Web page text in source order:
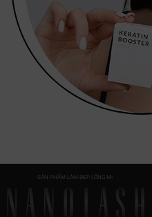
SẢN PHẨM LÀM ĐẸP LÔNG MI